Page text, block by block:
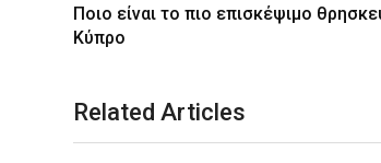
Ποιο είναι το πιο επισκέψιμο
Κύπρο
Related Articles